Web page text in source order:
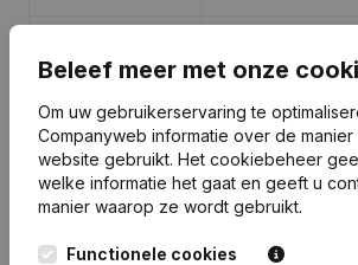
Brutomarge -12.574
Publicaties van Beyou Group
Beleef meer met onze
Om uw gebruikerservaring te
Companyweb informatie over de
website gebruikt. Het cookiebeheer
welke informatie het gaat en geeft u
manier waarop ze wordt gebruikt.
Functionele cookies